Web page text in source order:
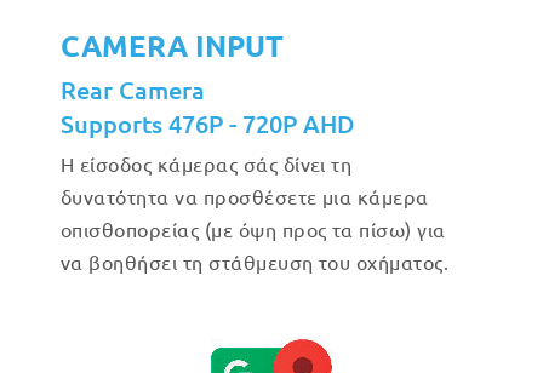
CAMERA INPUT
Rear Camera
Supports 476P - 720P AHD
Η είσοδος κάμερας σάς δίνει τη
δυνατότητα να προσθέσετε μια κάμερα
οπισθοπορείας (με όψη προς τα πίσω) για
να βοηθήσει τη στάθμευση του οχήματος.